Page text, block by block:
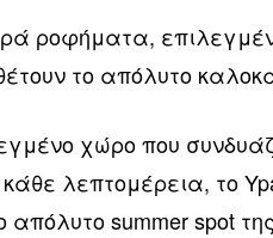
ροφήματα,
το απόλυτο
χώρο που
κάθε λεπτομέρεια, το
απόλυτο summer spot